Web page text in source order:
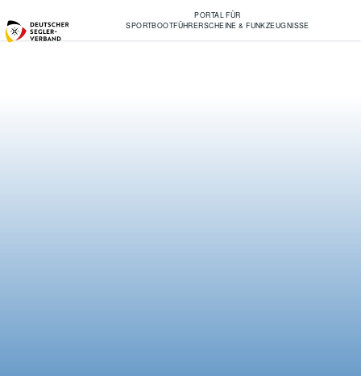
PORTAL FÜR
SPORTBOOTFÜHRERSCHEINE & FUNKZEUGNISSE